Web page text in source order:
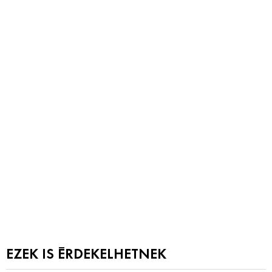
EZEK IS ÉRDEKELHETNEK